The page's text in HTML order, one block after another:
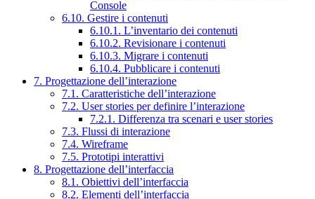
Console
6.10. Gestire i contenuti
6.10.1. L’inventario dei contenuti
6.10.2. Revisionare i contenuti
6.10.3. Migrare i contenuti
6.10.4. Pubblicare i contenuti
7. Progettazione dell’interazione
7.1. Caratteristiche dell’interazione
7.2. User stories per definire l’interazione
7.2.1. Differenza tra scenari e user stories
7.3. Flussi di interazione
7.4. Wireframe
7.5. Prototipi interattivi
8. Progettazione dell’interfaccia
8.1. Obiettivi dell’interfaccia
8.2. Elementi dell’interfaccia